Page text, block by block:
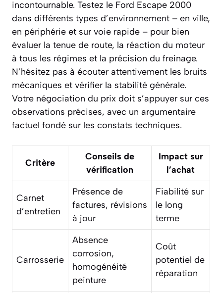
incontournable. Testez le Ford Escape 2000
dans différents types d’environnement – en ville,
en périphérie et sur voie rapide – pour bien
évaluer la tenue de route, la réaction du moteur
à tous les régimes et la précision du freinage.
N’hésitez pas à écouter attentivement les bruits
mécaniques et vérifier la stabilité générale.
Votre négociation du prix doit s’appuyer sur ces
observations précises, avec un argumentaire
factuel fondé sur les constats techniques.
Critère
Conseils de
vérification
Impact sur
l’achat
Carnet
d’entretien
Présence de
factures, révisions
à jour
Fiabilité sur
le long
terme
Carrosserie
Absence
corrosion,
homogénéité
peinture
Coût
potentiel de
réparation